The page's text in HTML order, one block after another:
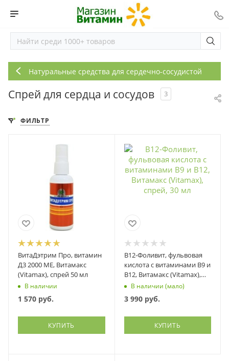
Спрей для сердца и сосудов 3
ФИЛЬТР
ВитаДэтрим Про, витамин
Д3 2000 МЕ, Витамакс
(Vitamax), спрей 50 мл
В наличии
1 570 руб.
КУПИТЬ
В12-Фоливит, фульвовая
кислота с витаминами В9 и
В12, Витамакс (Vitamax),
спрей, 30 мл
В наличии (мало)
3 990руб.
КУПИТЬ